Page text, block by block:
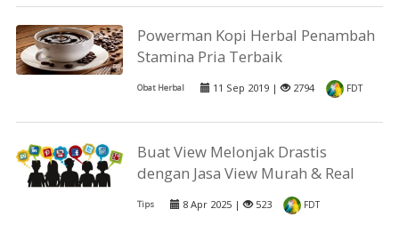
Powerman Kopi Herbal Penambah
Stamina Pria Terbaik
Obat Herbal 11 Sep 2019 | 2794 FDT
Buat View Melonjak Drastis
dengan Jasa View Murah & Real
Tips 8 Apr 2025 | 523 FDT